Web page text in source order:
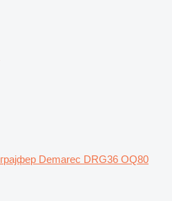
грајфер Demarec DRG36 OQ80